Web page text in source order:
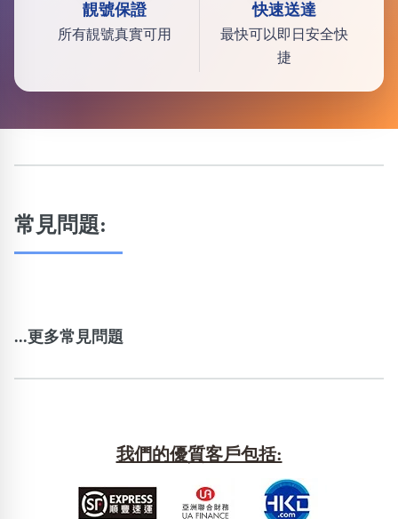
靚號保證
所有靚號真實可用
快速送達
最快可以即日安全快
捷
常見問題:
...更多常見問題
我們的優質客戶包括: